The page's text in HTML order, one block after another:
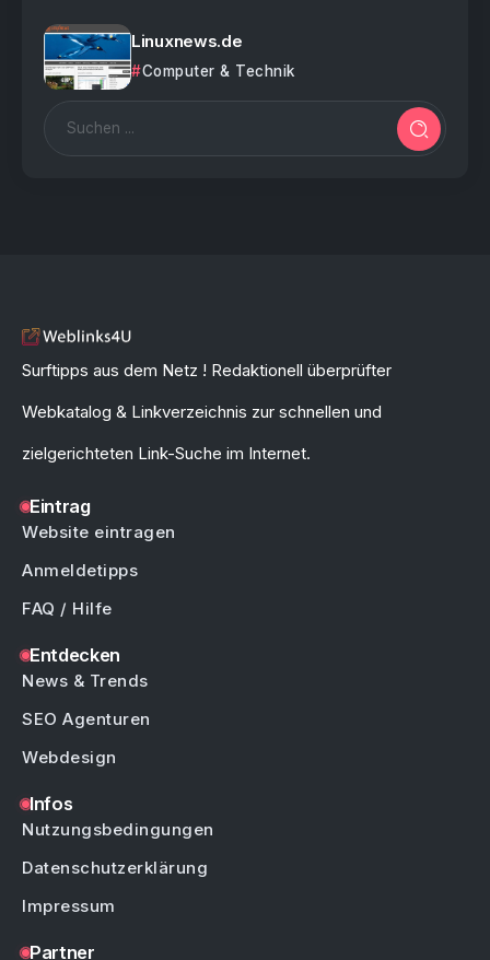
Linuxnews.de
Computer & Technik
Surftipps aus dem Netz ! Redaktionell überprüfter
Webkatalog & Linkverzeichnis zur schnellen und
zielgerichteten Link-Suche im Internet.
Eintrag
Website eintragen
Anmeldetipps
FAQ / Hilfe
Entdecken
News & Trends
SEO Agenturen
Webdesign
Infos
Nutzungsbedingungen
Datenschutzerklärung
Impressum
Partner